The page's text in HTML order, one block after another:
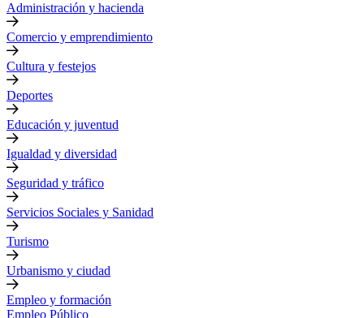
Administración y hacienda
Comercio y emprendimiento
Cultura y festejos
Deportes
Educación y juventud
Igualdad y diversidad
Seguridad y tráfico
Servicios Sociales y Sanidad
Turismo
Urbanismo y ciudad
Empleo y formación
Empleo Público